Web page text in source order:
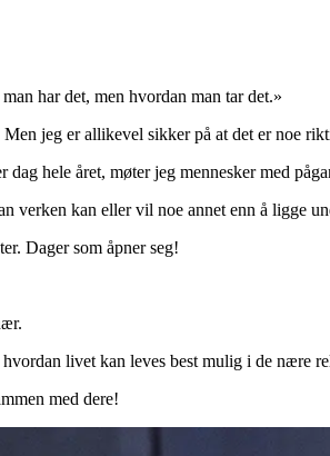
har det, men hvordan man tar det.»
jeg er allikevel sikker på at det er noe
hele året, møter jeg mennesker med
verken kan eller vil noe annet enn å ligge
Dager som åpner seg!
livet kan leves best mulig i de nære
med dere!